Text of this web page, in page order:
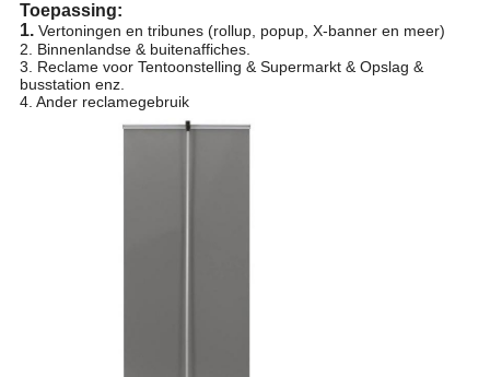
Toepassing:
1. Vertoningen en tribunes (rollup, popup, X-banner en meer)
2. Binnenlandse & buitenaffiches.
3. Reclame voor Tentoonstelling & Supermarkt & Opslag &
busstation enz.
4. Ander reclamegebruik